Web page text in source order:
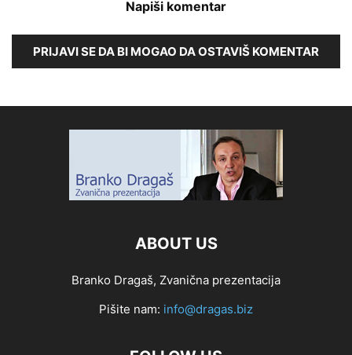
Napiši komentar
PRIJAVI SE DA BI MOGAO DA OSTAVIŠ KOMENTAR
ABOUT US
Branko Dragaš, Zvanična prezentacija
Pišite nam: info@dragas.biz